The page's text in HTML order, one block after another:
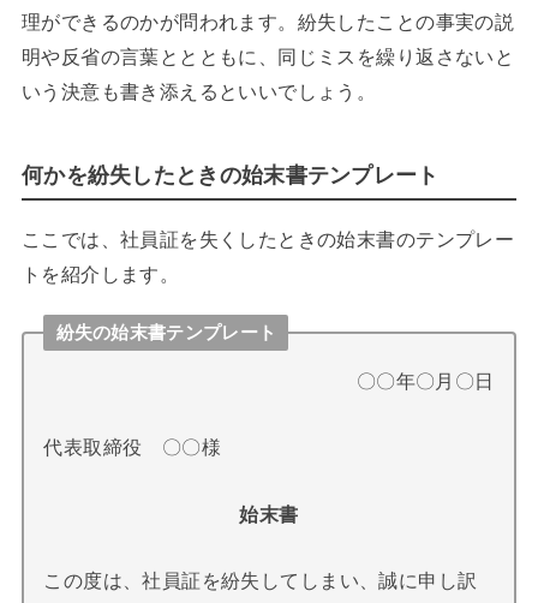
理ができるのかが問われます。紛失したことの事実の説
明や反省の言葉ととともに、同じミスを繰り返さないと
いう決意も書き添えるといいでしょう。
何かを紛失したときの始末書テンプレート
ここでは、社員証を失くしたときの始末書のテンプレー
トを紹介します。
紛失の始末書テンプレート
〇〇年〇月〇日
代表取締役 〇〇様
始末書
この度は、社員証を紛失してしまい、誠に申し訳